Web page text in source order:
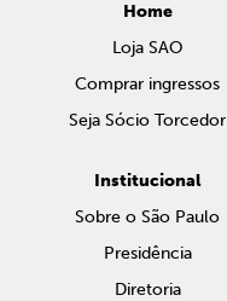
Home
Loja SAO
Comprar ingressos
Seja Sócio Torcedor
Institucional
Sobre o São Paulo
Presidência
Diretoria